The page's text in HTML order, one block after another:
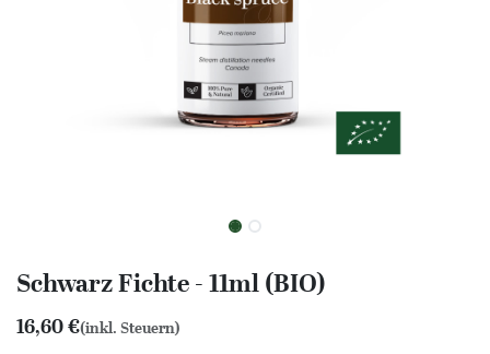
Schwarz Fichte - 11ml (BIO)
16,60€(inkl. Steuern)